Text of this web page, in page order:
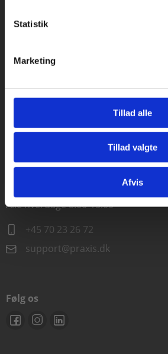
Statistik
Marketing
Tillad alle
Tillad valgte
Afvis
Rødekro
Kontakt kundeservice
+45 70 23 85 87
Kontakt teknisk support
Alle hverdage 8.00-15.00
+45 70 23 26 72
support@praxis.dk
Følg os
Gå til praxisOnline